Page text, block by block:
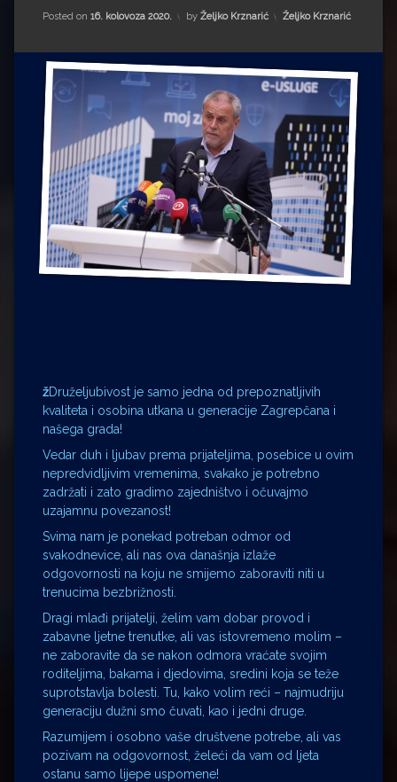
Matea Andrić
Ljiljana Lekanić-Kljaić
Željko Krznarić
Mario Lovreković
Miroslav Šantek
Posted on 16. kolovoza 2020. by Željko Krznarić Kategorije:
Željko Krznarić
žDruželjubivost je samo jedna od prepoznatljivih
kvaliteta i osobina utkana u generacije Zagrepčana i
našega grada!
Vedar duh i ljubav prema prijateljima, posebice u ovim
nepredvidljivim vremenima, svakako je potrebno
zadržati i zato gradimo zajedništvo i očuvajmo
uzajamnu povezanost!
Svima nam je ponekad potreban odmor od
svakodnevice, ali nas ova današnja izlaže
odgovornosti na koju ne smijemo zaboraviti niti u
trenucima bezbrižnosti.
Dragi mlađi prijatelji, želim vam dobar provod i
zabavne ljetne trenutke, ali vas istovremeno molim –
ne zaboravite da se nakon odmora vraćate svojim
roditeljima, bakama i djedovima, sredini koja se teže
suprotstavlja bolesti. Tu, kako volim reći – najmudriju
generaciju dužni smo čuvati, kao i jedni druge.
Razumijem i osobno vaše društvene potrebe, ali vas
pozivam na odgovornost, želeći da vam od ljeta
ostanu samo lijepe uspomene!